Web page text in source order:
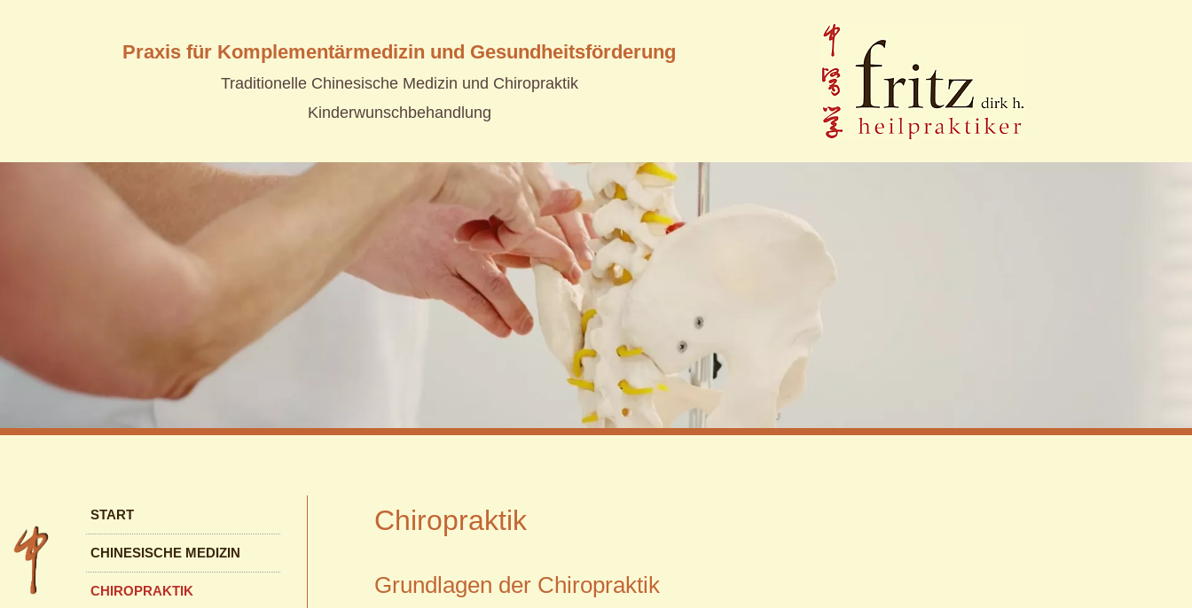
Praxis für Komplementärmedizin und Gesundheitsförderung
Traditionelle Chinesische Medizin und Chiropraktik
Kinderwunschbehandlung
Chiropraktik
Grundlagen der Chiropraktik
Navigation
überspringen
START
CHINESISCHE MEDIZIN
CHIROPRAKTIK